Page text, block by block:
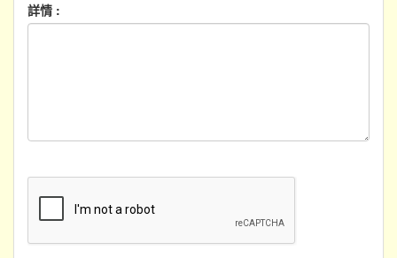
詳情 :